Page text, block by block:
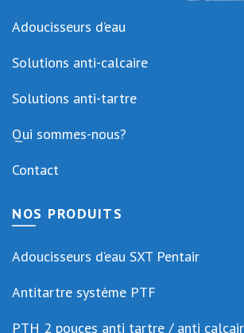
Adoucisseurs d’eau
Solutions anti-calcaire
Solutions anti-tartre
Qui sommes-nous?
Contact
NOS PRODUITS
Adoucisseurs d’eau SXT Pentair
Antitartre système PTF
PTH 2 pouces anti tartre / anti